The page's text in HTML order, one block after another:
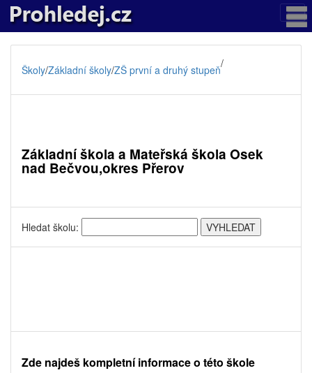
Školy/Základní školy/ZŠ první a druhý stupeň/
Základní škola a Mateřská škola Osek
nad Bečvou,okres Přerov
Hledat školu:
Zde najdeš kompletní informace o této škole